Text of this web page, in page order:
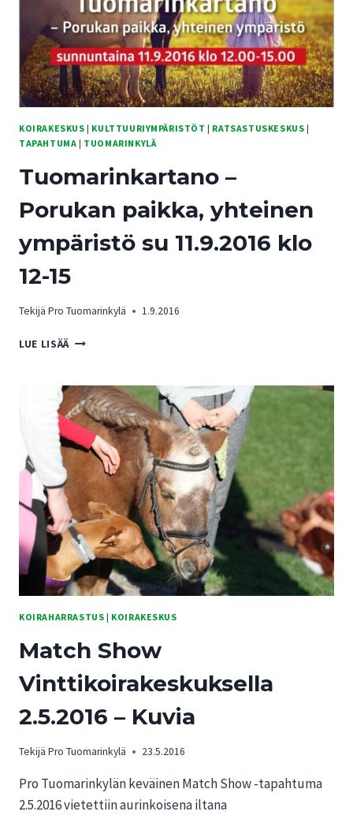
KOIRAKESKUS | KULTTUURIYMPÄRISTÖT | RATSASTUSKESKUS |
TAPAHTUMA | TUOMARINKYLÄ
Tuomarinkartano –
Porukan paikka, yhteinen
ympäristö su 11.9.2016 klo
12-15
Tekijä Pro Tuomarinkylä 1.9.2016
LUE LISÄÄ TUOMARINKARTANO
PAIKKA,
YHTEINEN
YMPÄRISTÖ
SU
11.9.2016
KLO
12-
15
KOIRAHARRASTUS | KOIRAKESKUS
Match Show
Vinttikoirakeskuksella
2.5.2016 – Kuvia
Tekijä Pro Tuomarinkylä 23.5.2016
Pro Tuomarinkylän keväinen Match Show -tapahtuma
2.5.2016 vietettiin aurinkoisena iltana